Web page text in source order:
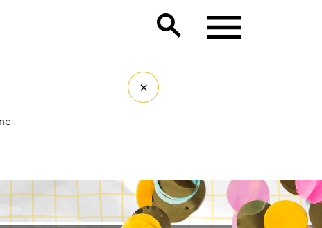
: Demandez nous un
Anniversaire, EVJF, soirée / repas d’entreprise, séminaire